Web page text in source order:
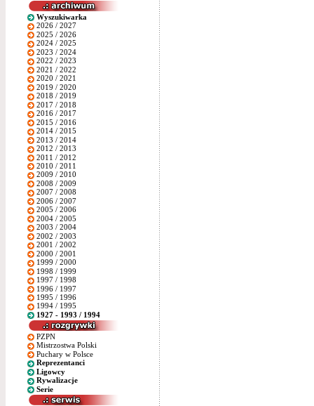
Wyszukiwarka
2026 / 2027
2025 / 2026
2024 / 2025
2023 / 2024
2022 / 2023
2021 / 2022
2020 / 2021
2019 / 2020
2018 / 2019
2017 / 2018
2016 / 2017
2015 / 2016
2014 / 2015
2013 / 2014
2012 / 2013
2011 / 2012
2010 / 2011
2009 / 2010
2008 / 2009
2007 / 2008
2006 / 2007
2005 / 2006
2004 / 2005
2003 / 2004
2002 / 2003
2001 / 2002
2000 / 2001
1999 / 2000
1998 / 1999
1997 / 1998
1996 / 1997
1995 / 1996
1994 / 1995
1927 - 1993 / 1994
PZPN
Mistrzostwa Polski
Puchary w Polsce
Reprezentanci
Ligowcy
Rywalizacje
Serie